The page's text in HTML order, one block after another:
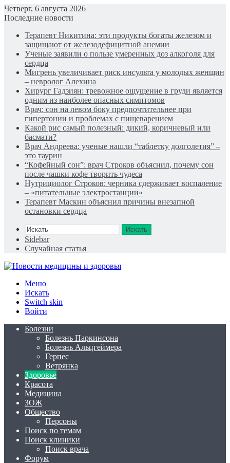
Четверг, 6 августа 2026
Последние новости
Терапевт Никитина: эти продукты богаты железом и
защищают от железодефицитной анемии
Ученые заявили о пользе умеренных доз алкоголя для
сердца
Мигрень увеличивает риск инсульта у молодых женщин
– невролог Алехина
Хирург Гадзиян: тревожное ощущение в груди является
одним из наиболее опасных симптомов
Врач: сон на левом боку предпочтительнее при
гипертонии и проблемах с пищеварением
Какой рис самый полезный: дикий, коричневый или
басмати?
Врач Андреева: ученые нашли “таблетку долголетия” –
это таурин
“Кофейный сон”: врач Строков объяснил, почему сон
после чашки кофе творить чудеса
Нутрициолог Строков: черника сдерживает воспаление
– «питательные электростанции»
Терапевт Маскин объяснил причины внезапной
остановки сердца
Искать
Sidebar
Случайная статья
Меню
Искать
Switch skin
Войти
Болезни
Болезнь Паркинсона
Болезнь Альцгеймера
Герпес
Ветрянка
Здоровье
Красота
Медицина
ЗОЖ
Общество
Персоны
Поиск по темам
Поиск клиники
Поиск врача
Форум